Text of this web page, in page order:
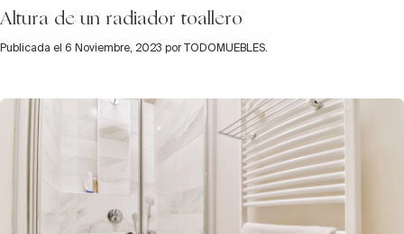
Altura de un radiador toallero
Publicada el 6 Noviembre, 2023 por TODOMUEBLES.